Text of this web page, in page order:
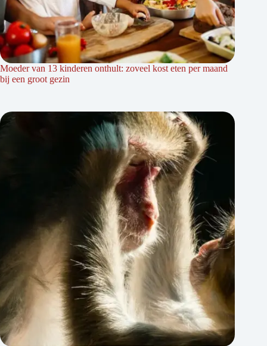
Moeder van 13 kinderen onthult: zoveel kost eten per maand
bij een groot gezin